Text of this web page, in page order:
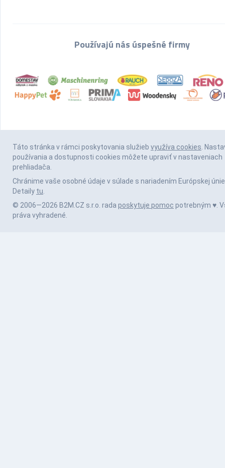
Používajú nás úspešné firmy
Táto stránka v rámci poskytovania služieb využíva cookies.
používania a dostupnosti cookies môžete upraviť v nastaveniach
prehliadača.
Chránime vaše osobné údaje v súlade s nariadením Európskej únie
Detaily tu.
© 2006—2026 B2M.CZ s.r.o. rada poskytuje pomoc potrebným ♥️.
práva vyhradené.